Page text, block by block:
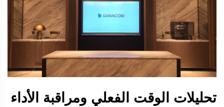
تحليلات الوقت الفعلي ومراقبة الأداء